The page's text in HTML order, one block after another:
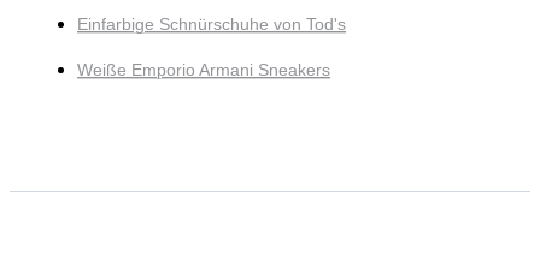
Einfarbige Schnürschuhe von Tod's
Weiße Emporio Armani Sneakers